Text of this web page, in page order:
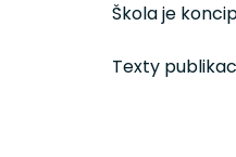
Škola je
Texty